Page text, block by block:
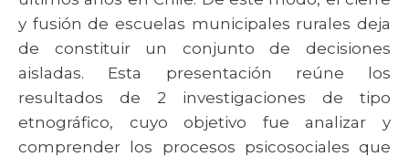
y fusión de escuelas municipales rurales deja
de constituir un conjunto de decisiones
aisladas. Esta presentación reúne los
resultados de 2 investigaciones de tipo
etnográfico, cuyo objetivo fue analizar y
comprender los procesos psicosociales que